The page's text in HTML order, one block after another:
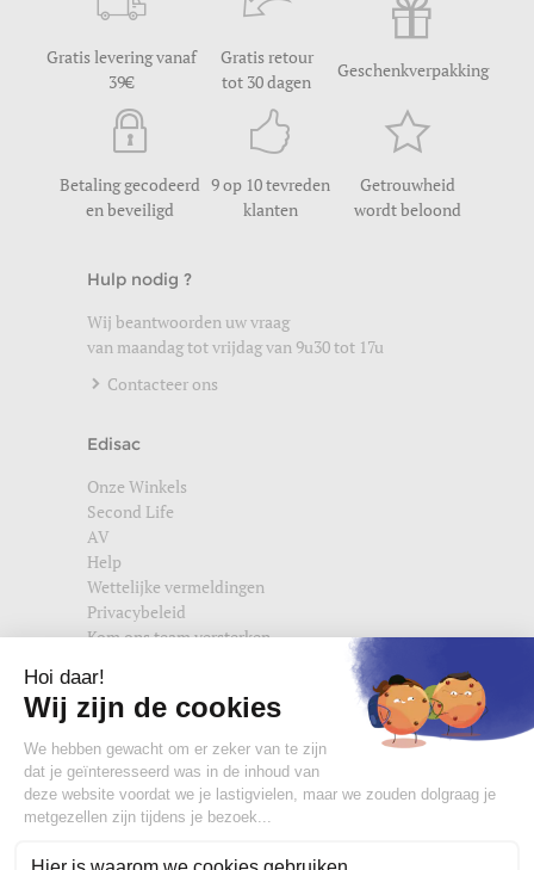
Gratis levering vanaf
39
Gratis retour
tot 30 dagen
Geschenkverpakking
Betaling gecodeerd
en beveiligd
9 op 10 tevreden
klanten
Getrouwheid
wordt beloond
Hulp nodig ?
Wij beantwoorden uw vraag
van maandag tot vrijdag van 9u30 tot 17u
Contacteer ons
Edisac
Onze Winkels
Second Life
AV
Help
Wettelijke vermeldingen
Privacybeleid
Kom ons team versterken
Vind ons ook terug opedisac.com enedisac.nl.
Word lid van de edisac community :